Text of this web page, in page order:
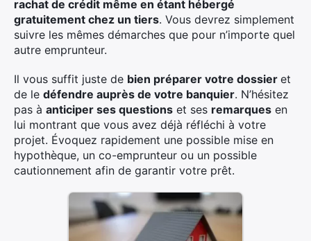
rachat de crédit même en étant hébergé
gratuitement chez un tiers. Vous devrez simplement
suivre les mêmes démarches que pour n’importe quel
autre emprunteur.
Il vous suffit juste de bien préparer votre dossier et
de le défendre auprès de votre banquier. N’hésitez
pas à anticiper ses questions et ses remarques en
lui montrant que vous avez déjà réfléchi à votre
projet. Évoquez rapidement une possible mise en
hypothèque, un co-emprunteur ou un possible
cautionnement afin de garantir votre prêt.